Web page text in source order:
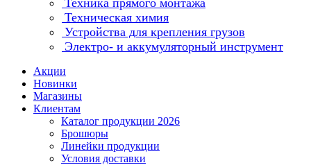
Техника прямого монтажа
Техническая химия
Устройства для крепления грузов
Электро- и аккумуляторный инструмент
Акции
Новинки
Магазины
Клиентам
Каталог продукции 2026
Брошюры
Линейки продукции
Условия доставки